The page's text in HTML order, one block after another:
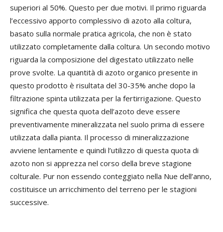
superiori al 50%. Questo per due motivi. Il primo riguarda
l’eccessivo apporto complessivo di azoto alla coltura,
basato sulla normale pratica agricola, che non è stato
utilizzato completamente dalla coltura. Un secondo motivo
riguarda la composizione del digestato utilizzato nelle
prove svolte. La quantità di azoto organico presente in
questo prodotto è risultata del 30-35% anche dopo la
filtrazione spinta utilizzata per la fertirrigazione. Questo
significa che questa quota dell’azoto deve essere
preventivamente mineralizzata nel suolo prima di essere
utilizzata dalla pianta. Il processo di mineralizzazione
avviene lentamente e quindi l’utilizzo di questa quota di
azoto non si apprezza nel corso della breve stagione
colturale. Pur non essendo conteggiato nella Nue dell’anno,
costituisce un arricchimento del terreno per le stagioni
successive.